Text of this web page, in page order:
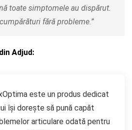
toate simptomele au dispărut.
fără probleme.”
Adjud:
este un produs dedicat
își dorește să pună capăt
articulare odată pentru